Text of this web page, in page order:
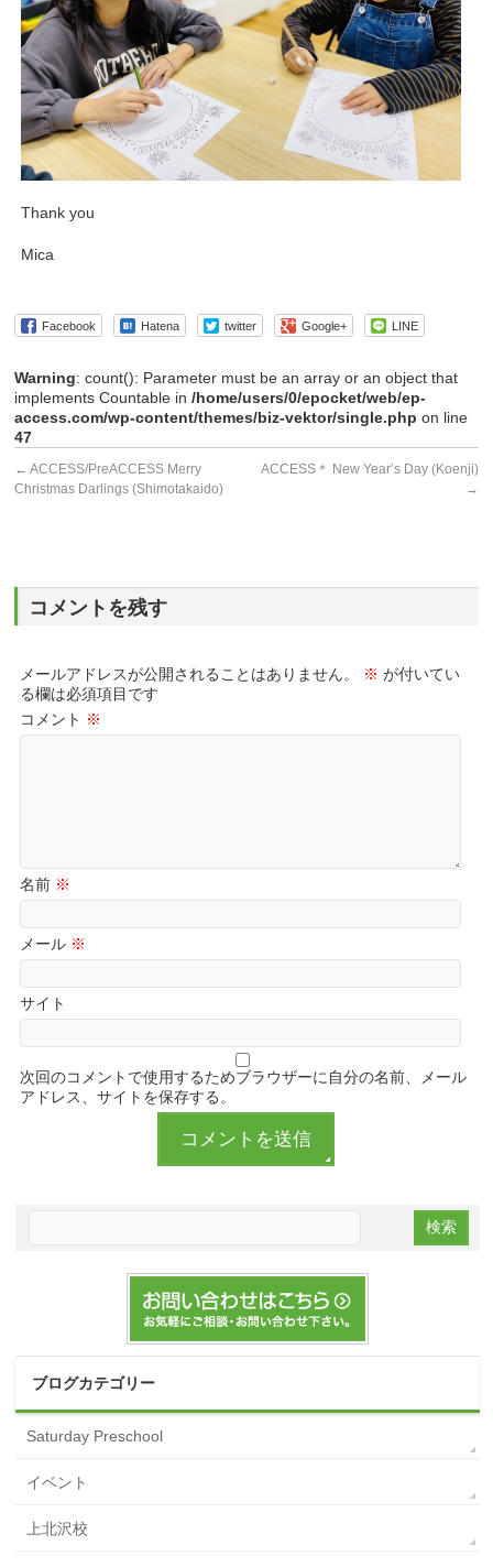
Thank you
Mica
Facebook Hatena twitter Google+ LINE
Warning: count(): Parameter must be an array or an object that
implements Countable in/home/users/0/epocket/web/ep-
access.com/wp-content/themes/biz-vektor/single.php on line
47
← ACCESS/PreACCESS Merry
Christmas Darlings (Shimotakaido)
ACCESS＊ New Year’s Day (Koenji)
→
コメントを残す
メールアドレスが公開されることはありません。 ※ が付いてい
る欄は必須項目です
コメント ※
名前 ※
メール ※
サイト
次回のコメントで使用するためブラウザーに自分の名前、メール
アドレス、サイトを保存する。
ブログカテゴリー
Saturday Preschool
イベント
上北沢校